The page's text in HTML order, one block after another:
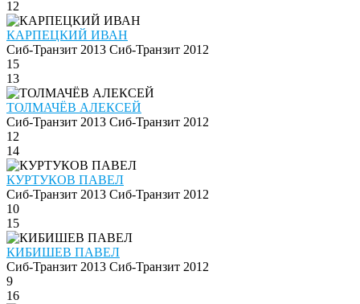
12
КАРПЕЦКИЙ ИВАН
Сиб-Транзит 2013 Сиб-Транзит 2012
15
13
ТОЛМАЧЁВ АЛЕКСЕЙ
Сиб-Транзит 2013 Сиб-Транзит 2012
12
14
КУРТУКОВ ПАВЕЛ
Сиб-Транзит 2013 Сиб-Транзит 2012
10
15
КИБИШЕВ ПАВЕЛ
Сиб-Транзит 2013 Сиб-Транзит 2012
9
16